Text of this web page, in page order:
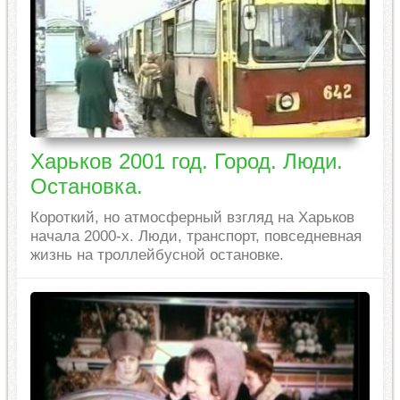
Харьков 2001 год. Город. Люди.
Остановка.
Короткий, но атмосферный взгляд на Харьков
начала 2000-х. Люди, транспорт, повседневная
жизнь на троллейбусной остановке.